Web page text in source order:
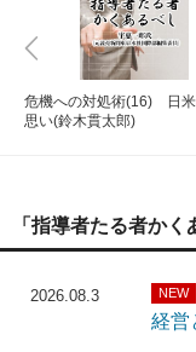
危機への対処術(16) 日
思い(鈴木貫太郎)
「指導者たる者か
2026.08.3 NEW
経営